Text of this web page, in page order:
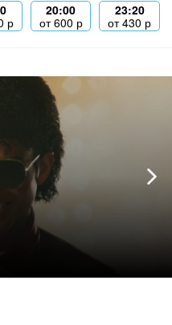
р
20:00
от600 р
23:20
от430 р